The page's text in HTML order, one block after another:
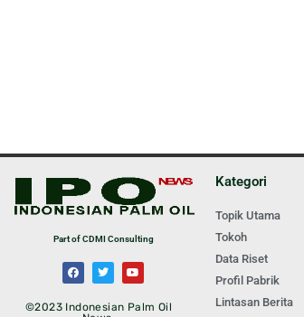
Part of CDMI Consulting
©2023 Indonesian Palm Oil
Kategori
Topik Utama
Tokoh
Data Riset
Profil Pabrik
Lintasan Berita